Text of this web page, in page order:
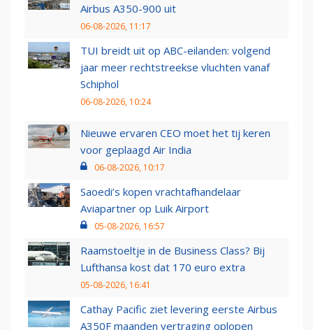
Airbus A350-900 uit
06-08-2026, 11:17
TUI breidt uit op ABC-eilanden: volgend
jaar meer rechtstreekse vluchten vanaf
Schiphol
06-08-2026, 10:24
Nieuwe ervaren CEO moet het tij keren
voor geplaagd Air India
06-08-2026, 10:17
Saoedi’s kopen vrachtafhandelaar
Aviapartner op Luik Airport
05-08-2026, 16:57
Raamstoeltje in de Business Class? Bij
Lufthansa kost dat 170 euro extra
05-08-2026, 16:41
Cathay Pacific ziet levering eerste Airbus
A350F maanden vertraging oplopen